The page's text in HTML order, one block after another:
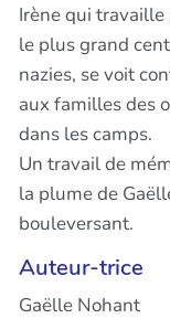
Irène qui
le plus grand
nazies, se voit
aux familles des
dans les camps.
Un travail de
la plume de
bouleversant.
Auteur-trice
Gaëlle Nohant